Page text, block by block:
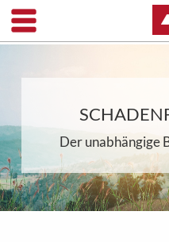
Der unabhängige